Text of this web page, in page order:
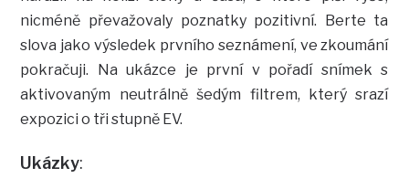
nicméně převažovaly poznatky pozitivní. Berte ta
slova jako výsledek prvního seznámení, ve zkoumání
pokračuji. Na ukázce je první v pořadí snímek s
aktivovaným neutrálně šedým filtrem, který srazí
expozici o tři stupně EV.
Ukázky: